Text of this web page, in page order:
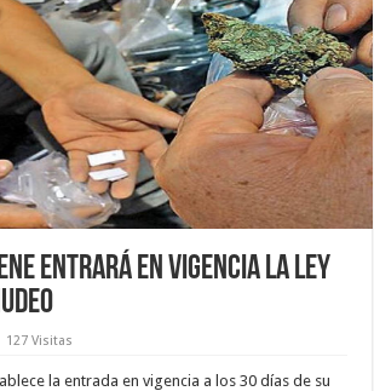
entrará en vigencia la ley
127 Visitas
la entrada en vigencia a los 30 días de su